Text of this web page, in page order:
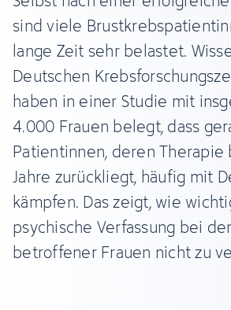
sind viele
lange Zeit sehr belastet.
Deutschen
haben in einer Studie mit
4.000 Frauen belegt, dass
Patientinnen, deren Therapie
Jahre zurückliegt, häufig mit
kämpfen. Das zeigt, wie
psychische Verfassung bei
betroffener Frauen nicht zu